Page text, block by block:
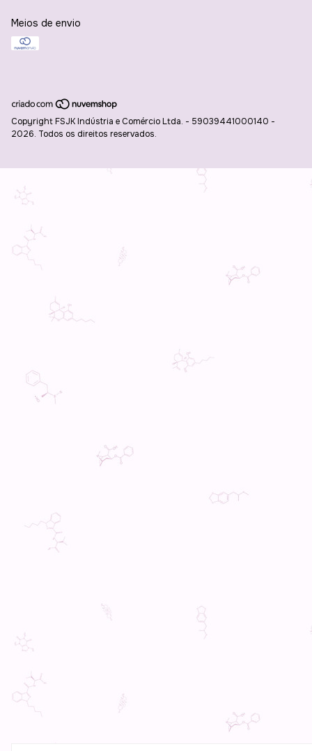
Meios de envio
Copyright FSJK Indústria e Comércio Ltda. - 59039441000140 -
2026. Todos os direitos reservados.